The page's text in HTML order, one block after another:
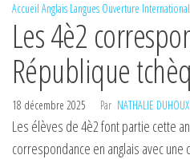
Accueil Anglais Langues Ouverture
Les 4è2
République
18 décembre 2025 Par NATHALIE DUHOUX
Les élèves de 4è2 font partie cette
correspondance en anglais avec une